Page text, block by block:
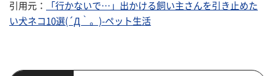
引用元：
「行かないで…」出かける飼い主さんを引き止めた
い犬ネコ10選(´Д｀。)-ペット生活